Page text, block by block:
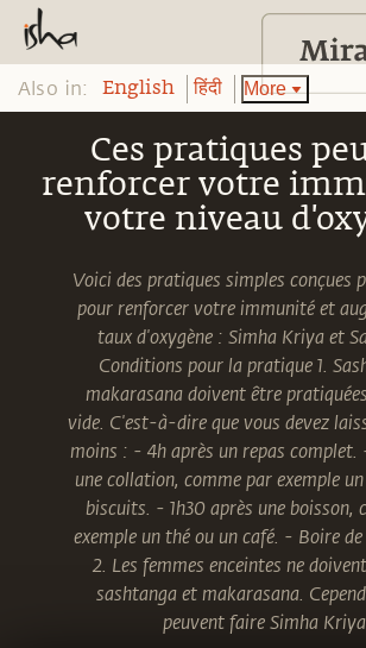
Also in: English हिंदी More
Ces pratiques
renforcer votre
votre niveau
Voici des pratiques simples conçues
pour renforcer votre immunité et
taux d'oxygène : Simha Kriya et
Conditions pour la pratique 1.
makarasana doivent être
vide. C'est-à-dire que vous devez
moins : - 4h après un repas complet.
une collation, comme par exemple
biscuits. - 1h30 après une boisson,
exemple un thé ou un café. - Boire de
2. Les femmes enceintes ne
sashtanga et makarasana.
peuvent faire Simha Kriya.